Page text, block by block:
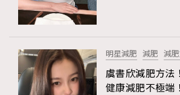
VAxChowSangSang
#FigaroIssue 專訪陳漢娜Hanna與
情侶談愛情
明星減肥 減肥 減
虞書欣減肥方法
健康減肥不極端